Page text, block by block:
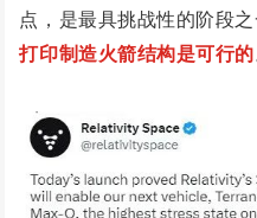
点，是最具挑战性的阶段
打印制造火箭结构是可行的